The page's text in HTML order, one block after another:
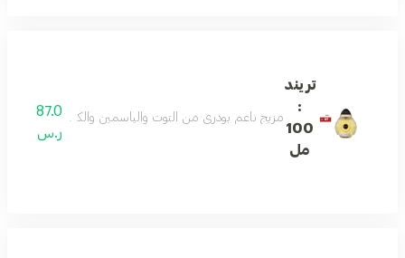
تريند
:
100
مل
مزيج ناعم بودري من التوت والياسمين والكراميل. يلتف
87.0
ر.س